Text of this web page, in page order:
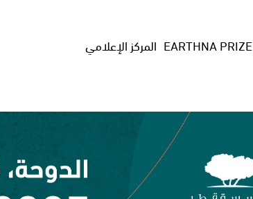
EARTHNA PRIZE المركز الإعلامي